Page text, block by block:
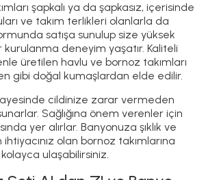
şapkalı ya da şapkasız, içerisinde
ve takım terlikleri olanlarla da
satışa sunulup size yüksek
kurulanma deneyim yaşatır. Kaliteli
üretilen havlu ve bornoz takımları
gibi doğal kumaşlardan elde edilir.
cildinize zarar vermeden
Sağlığına önem verenler için
yer alırlar. Banyonuza şıklık ve
olan bornoz takımlarına
ulaşabilirsiniz.